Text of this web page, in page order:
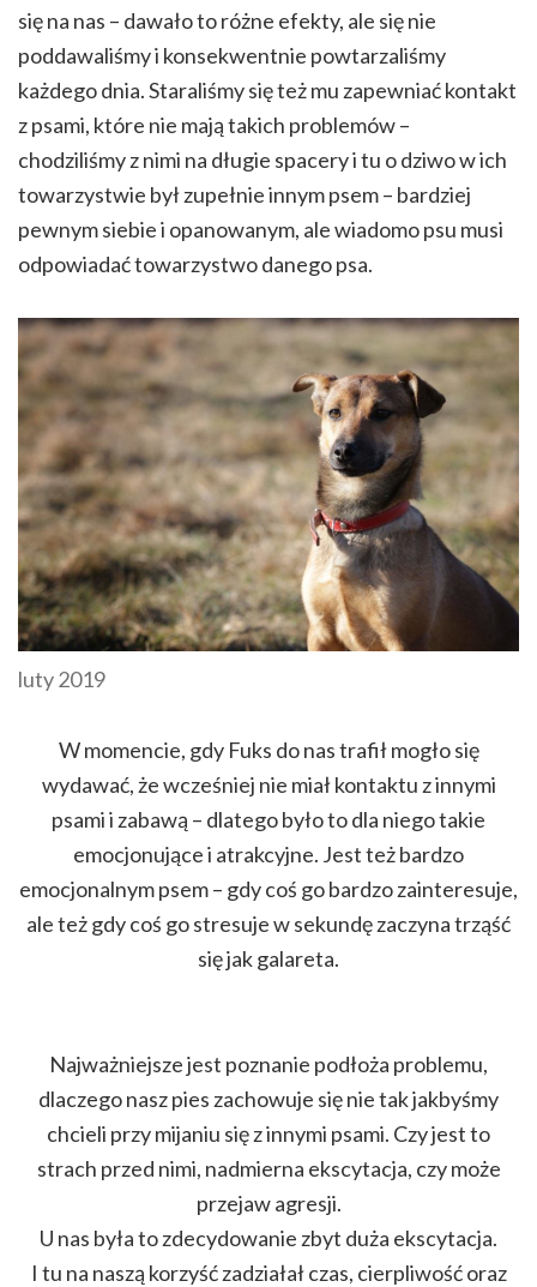
się na nas – dawało to różne efekty, ale się nie
poddawaliśmy i konsekwentnie powtarzaliśmy
każdego dnia. Staraliśmy się też mu zapewniać kontakt
z psami, które nie mają takich problemów –
chodziliśmy z nimi na długie spacery i tu o dziwo w ich
towarzystwie był zupełnie innym psem – bardziej
pewnym siebie i opanowanym, ale wiadomo psu musi
odpowiadać towarzystwo danego psa.
luty 2019
W momencie, gdy Fuks do nas trafił mogło się
wydawać, że wcześniej nie miał kontaktu z innymi
psami i zabawą – dlatego było to dla niego takie
emocjonujące i atrakcyjne. Jest też bardzo
emocjonalnym psem – gdy coś go bardzo zainteresuje,
ale też gdy coś go stresuje w sekundę zaczyna trząść
się jak galareta.
Najważniejsze jest poznanie podłoża problemu,
dlaczego nasz pies zachowuje się nie tak jakbyśmy
chcieli przy mijaniu się z innymi psami. Czy jest to
strach przed nimi, nadmierna ekscytacja, czy może
przejaw agresji.
U nas była to zdecydowanie zbyt duża ekscytacja.
I tu na naszą korzyść zadziałał czas, cierpliwość oraz